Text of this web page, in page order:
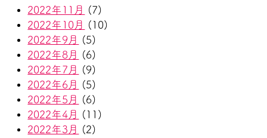
2022年11月
(7)
2022年10月
(10)
2022年9月
(5)
2022年8月
(6)
2022年7月
(9)
2022年6月
(5)
2022年5月
(6)
2022年4月
(11)
2022年3月
(2)